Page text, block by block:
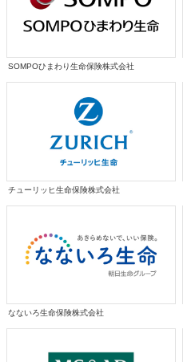
SOMPOひまわり生命保険株式会社
チューリッヒ生命保険株式会社
なないろ生命保険株式会社